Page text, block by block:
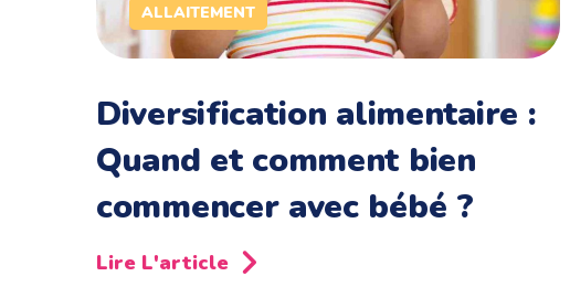
ALLAITEMENT
Diversification alimentaire :
Quand et comment bien
commencer avec bébé ?
Lire L'article